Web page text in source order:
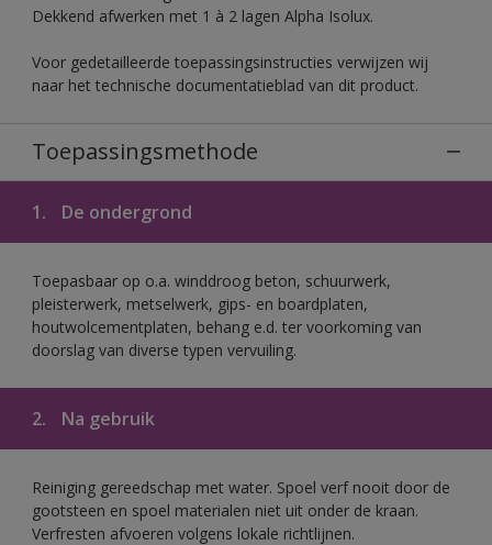
Dekkend afwerken met 1 à 2 lagen Alpha Isolux.
Voor gedetailleerde toepassingsinstructies verwijzen wij
naar het technische documentatieblad van dit product.
Toepassingsmethode
1. De ondergrond
Toepasbaar op o.a. winddroog beton, schuurwerk,
pleisterwerk, metselwerk, gips- en boardplaten,
houtwolcementplaten, behang e.d. ter voorkoming van
doorslag van diverse typen vervuiling.
2. Na gebruik
Reiniging gereedschap met water. Spoel verf nooit door de
gootsteen en spoel materialen niet uit onder de kraan.
Verfresten afvoeren volgens lokale richtlijnen.